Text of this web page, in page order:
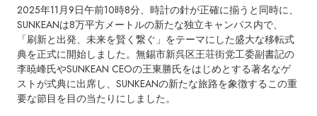
2025年11月9日午前10時8分、時計の針が正確に揃うと同時に、
SUNKEANは8万平方メートルの新たな独立キャンパス内で、
「刷新と出発、未来を賢く繋ぐ」をテーマにした盛大な移転式
典を正式に開始しました。無錫市新呉区王荘街党工委副書記の
李暁峰氏やSUNKEAN CEOの王東勝氏をはじめとする著名なゲ
ストが式典に出席し、SUNKEANの新たな旅路を象徴するこの重
要な節目を目の当たりにしました。